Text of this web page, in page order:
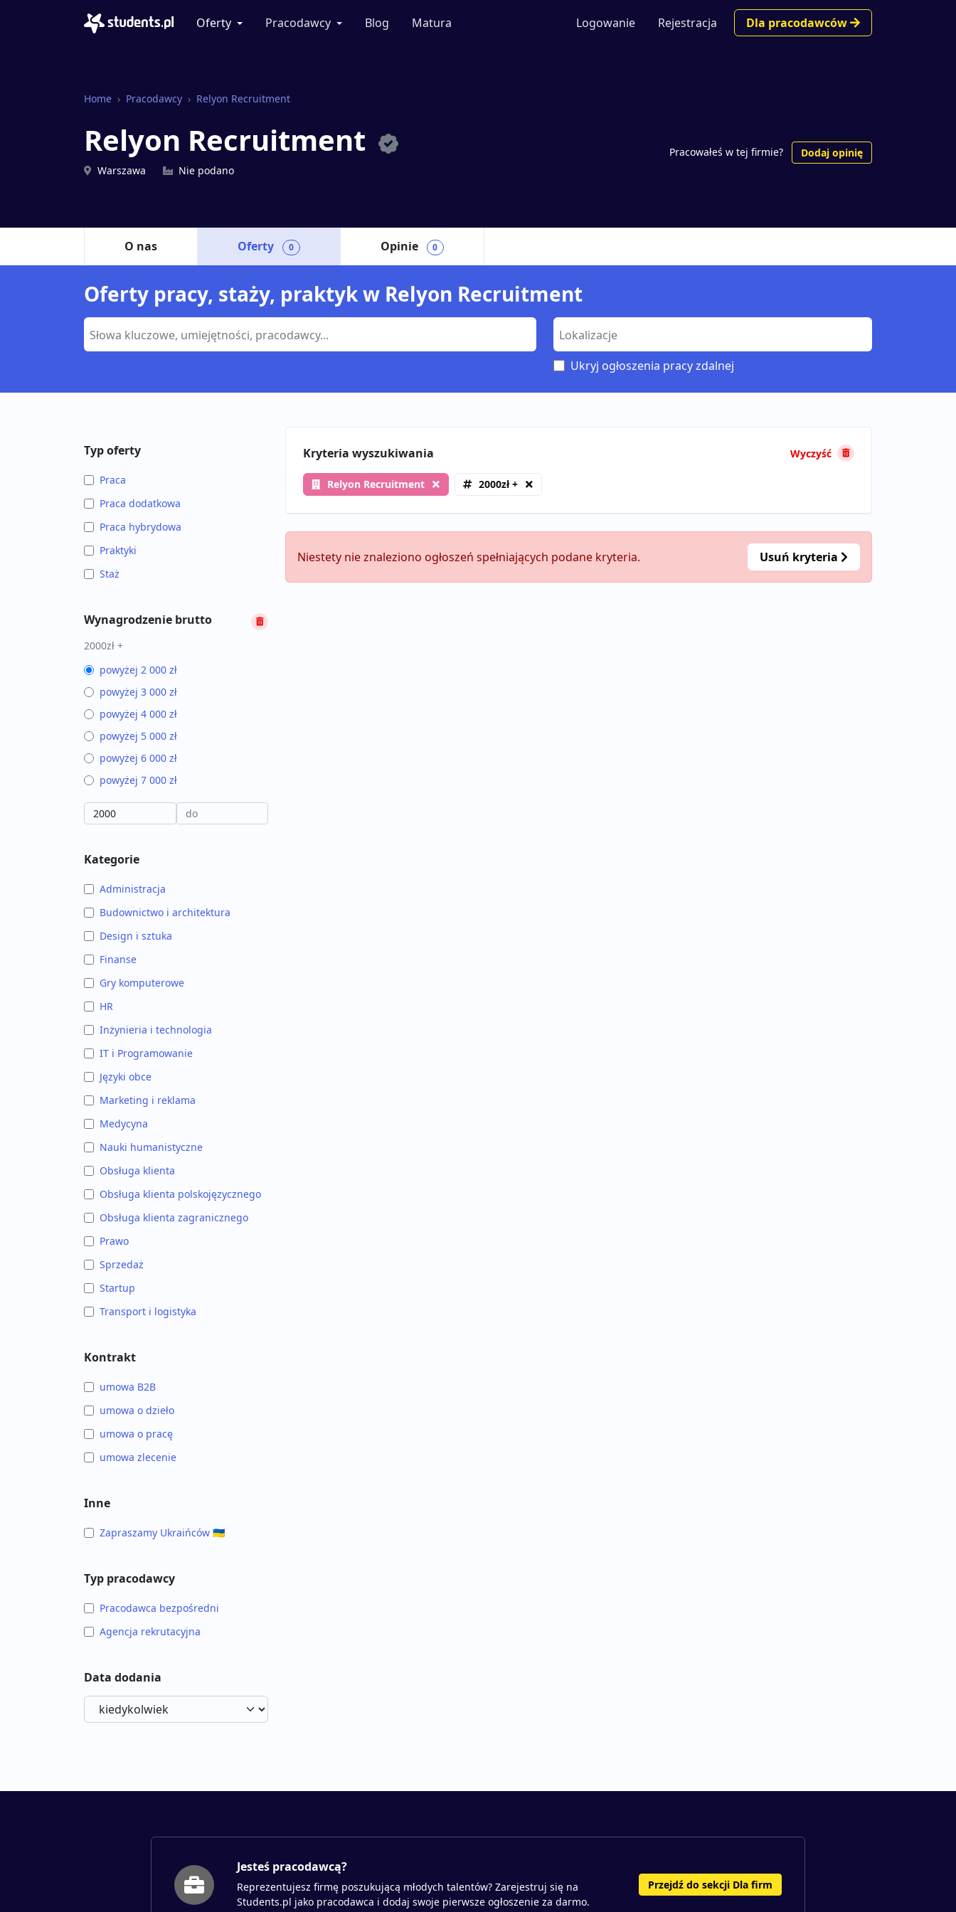
Oferty Pracodawcy Blog Matura Logowanie Rejestracja Dla pracodawców
Home Pracodawcy Relyon Recruitment
Relyon Recruitment
Warszawa Nie podano
Pracowałeś w tej firmie? Dodaj opinię
O nas Oferty 0 Opinie 0
Oferty pracy, staży, praktyk w Relyon Recruitment
Ukryj ogłoszenia pracy zdalnej
Typ oferty
Praca
Praca dodatkowa
Praca hybrydowa
Praktyki
Staż
Wynagrodzenie brutto
2000zł +
powyżej 2 000 zł
powyżej 3 000 zł
powyżej 4 000 zł
powyżej 5 000 zł
powyżej 6 000 zł
powyżej 7 000 zł
Kategorie
Administracja
Budownictwo i architektura
Design i sztuka
Finanse
Gry komputerowe
HR
Inżynieria i technologia
IT i Programowanie
Języki obce
Marketing i reklama
Medycyna
Nauki humanistyczne
Obsługa klienta
Obsługa klienta polskojęzycznego
Obsługa klienta zagranicznego
Prawo
Sprzedaż
Startup
Transport i logistyka
Kontrakt
umowa B2B
umowa o dzieło
umowa o pracę
umowa zlecenie
Inne
Zapraszamy Ukraińców 🇺🇦
Typ pracodawcy
Pracodawca bezpośredni
Agencja rekrutacyjna
Data dodania
Kryteria wyszukiwania Wyczyść
Relyon Recruitment 2000zł +
Niestety nie znaleziono ogłoszeń spełniających podane kryteria. Usuń kryteria
Jesteś pracodawcą?
Reprezentujesz firmę poszukującą młodych talentów? Zarejestruj się na
Students.pl jako pracodawca i dodaj swoje pierwsze ogłoszenie za darmo.
Przejdź do sekcji Dla firm